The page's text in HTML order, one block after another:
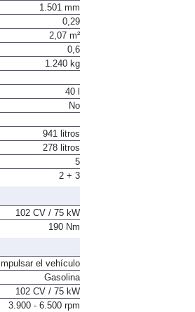
1.501 mm
0,29
2,07 m²
0,6
1.240 kg
40 l
No
941 litros
278 litros
5
2 + 3
102 CV / 75 kW
190 Nm
Impulsar el vehículo
Gasolina
102 CV / 75 kW
3.900 - 6.500 rpm